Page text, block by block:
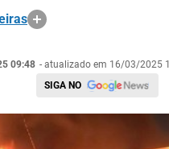
09:48 - atualizado em 16/03/2025
SIGA NO